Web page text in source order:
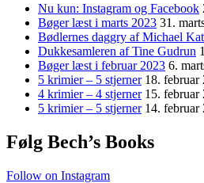
Nu kun: Instagram og Facebook
Bøger læst i marts 2023 31.
Bødlernes daggry af Michael
Dukkesamleren af Tine Gudrun
Bøger læst i februar 2023 6.
5 krimier – 5 stjerner 18. februar
4 krimier – 4 stjerner 15. februar
5 krimier – 5 stjerner 14. februar
Følg Bech’s Books
Follow on Instagram